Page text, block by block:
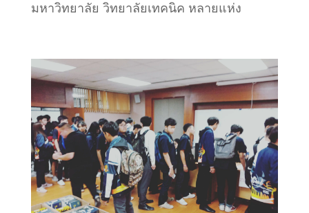
มหาวิทยาลัย วิทยาลัยเทคนิค หลายแห่ง